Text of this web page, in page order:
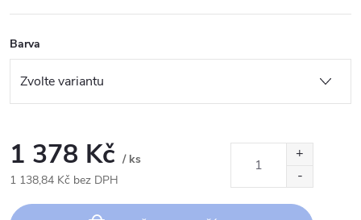
Barva
1 378 Kč / ks
1 138,84 Kč bez DPH
cena: